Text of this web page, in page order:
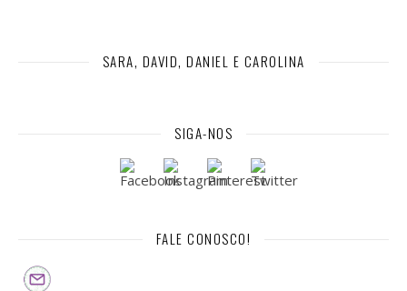
SARA, DAVID, DANIEL E CAROLINA
SIGA-NOS
FALE CONOSCO!